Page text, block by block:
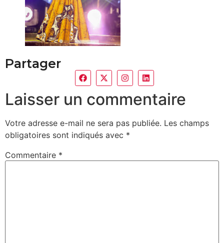
Partager
Laisser un commentaire
Votre adresse e-mail ne sera pas publiée. Les champs
obligatoires sont indiqués avec *
Commentaire *